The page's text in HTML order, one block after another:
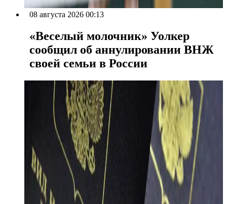
08 августа 2026 00:13
«Веселый молочник» Уолкер
сообщил об аннулировании ВНЖ
своей семьи в России